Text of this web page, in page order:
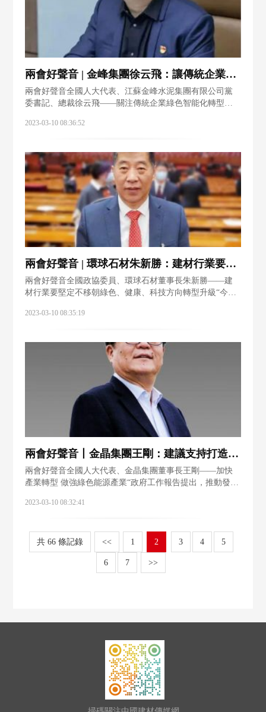
兩會好聲音 | 金峰集團徐云飛：讓傳統企業更“年輕有為”
兩會好聲音全國人大代表、江蘇金峰水泥集團有限公司黨
委書記、總裁徐云飛——關注傳統企業綠色智能化轉型問
召開的省人代會上，他被選舉為第十四 屆全國人大代
2023-03-10 08:36:52
兩會好聲音 | 環球石材朱新勝：建材行業要堅定不移朝綠色、健康、科技方向轉型升級
兩會好聲音全國政協委員、環球石材董事長朱新勝——建
材行業要堅定不移朝綠色、健康、科技方向轉型升級“今年
定供應和綠色低碳發展，科學有序推進碳達峰、碳中和。
2023-03-10 08:35:19
兩會好聲音丨金晶集團王剛：建議支持打造綠色能源產業鏈
兩會好聲音全國人大代表、金晶集團董事長王剛——加快
產業轉型 做強綠色能源產業“政府工作報告提出，推動發展
碧水、凈土保衛戰。聽后倍感振奮、備受鼓舞，對金晶集
2023-03-10 08:32:41
共 66 條記錄 << 1 2 3 4 5
6 7 >>